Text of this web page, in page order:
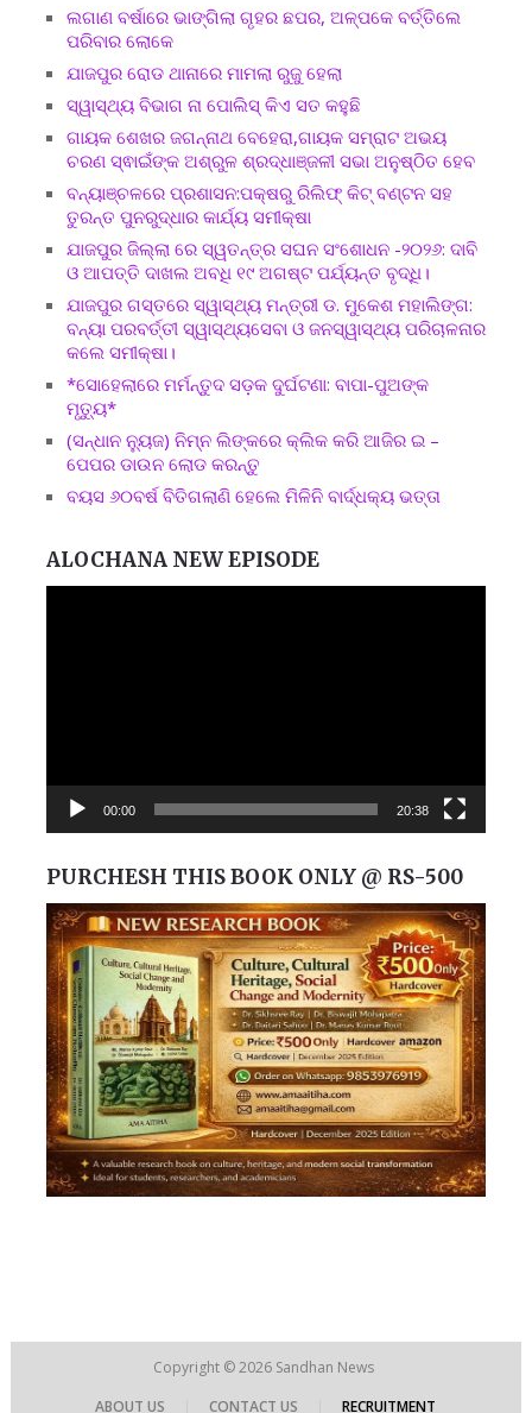
ଲଗାଣ ବର୍ଷାରେ ଭାଙ୍ଗିଲା ଗୃହର ଛପର, ଅଳ୍ପକେ ବର୍ତ୍ତିଲେ
ପରିବାର ଲୋକେ
ଯାଜପୁର ରୋଡ ଥାନାରେ ମାମଲା ରୁଜୁ ହେଲା
ସ୍ୱାସ୍ଥ୍ୟ ବିଭାଗ ନା ପୋଲିସ୍ କିଏ ସତ କହୁଛି
ଗାୟକ ଶେଖର ଜଗନ୍ନାଥ ବେହେରା,ଗାୟକ ସମ୍ରାଟ ଅଭୟ
ଚରଣ ସ୍ଵାଇଁଙ୍କ ଅଶ୍ରୁଳ ଶ୍ରଦ୍ଧାଞ୍ଜଳୀ ସଭା ଅନୁଷ୍ଠିତ ହେବ
ବନ୍ୟାଞ୍ଚଳରେ ପ୍ରଶାସନ:ପକ୍ଷରୁ ରିଲିଫ୍ କିଟ୍ ବଣ୍ଟନ ସହ
ତୁରନ୍ତ ପୁନରୁଦ୍ଧାର କାର୍ଯ୍ୟ ସମୀକ୍ଷା
ଯାଜପୁର ଜିଲ୍ଲା ରେ ସ୍ୱତନ୍ତ୍ର ସଘନ ସଂଶୋଧନ -୨୦୨୬: ଦାବି
ଓ ଆପତ୍ତି ଦାଖଲ ଅବଧି ୧୯ ଅଗଷ୍ଟ ପର୍ଯ୍ୟନ୍ତ ବୃଦ୍ଧି।
ଯାଜପୁର ଗସ୍ତରେ ସ୍ୱାସ୍ଥ୍ୟ ମନ୍ତ୍ରୀ ଡ. ମୁକେଶ ମହାଲିଙ୍ଗ:
ବନ୍ୟା ପରବର୍ତ୍ତୀ ସ୍ୱାସ୍ଥ୍ୟସେବା ଓ ଜନସ୍ୱାସ୍ଥ୍ୟ ପରିଚାଳନାର
କଲେ ସମୀକ୍ଷା।
*ସୋହେଲାରେ ମର୍ମନ୍ତୁଦ ସଡ଼କ ଦୁର୍ଘଟଣା: ବାପା-ପୁଅଙ୍କ
ମୃତ୍ୟୁ*
(ସନ୍ଧାନ ନ୍ୟୁଜ) ନିମ୍ନ ଲିଙ୍କରେ କ୍ଲିକ କରି ଆଜିର ଇ –
ପେପର ଡାଉନ ଲୋଡ କରନ୍ତୁ
ବୟସ ୬୦ବର୍ଷ ବିତିଗଲାଣି ହେଲେ ମିଳିନି ବାର୍ଦ୍ଧକ୍ୟ ଭତ୍ତା
ALOCHANA NEW EPISODE
00:00 20:38
PURCHESH THIS BOOK ONLY @ RS-500
Copyright © 2026 Sandhan News
ABOUT US
CONTACT US RECRUITMENT